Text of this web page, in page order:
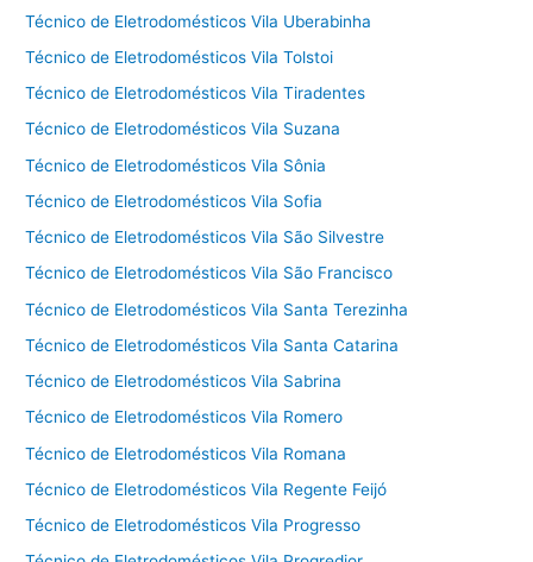
Técnico de Eletrodomésticos Vila Uberabinha
Técnico de Eletrodomésticos Vila Tolstoi
Técnico de Eletrodomésticos Vila Tiradentes
Técnico de Eletrodomésticos Vila Suzana
Técnico de Eletrodomésticos Vila Sônia
Técnico de Eletrodomésticos Vila Sofia
Técnico de Eletrodomésticos Vila São Silvestre
Técnico de Eletrodomésticos Vila São Francisco
Técnico de Eletrodomésticos Vila Santa Terezinha
Técnico de Eletrodomésticos Vila Santa Catarina
Técnico de Eletrodomésticos Vila Sabrina
Técnico de Eletrodomésticos Vila Romero
Técnico de Eletrodomésticos Vila Romana
Técnico de Eletrodomésticos Vila Regente Feijó
Técnico de Eletrodomésticos Vila Progresso